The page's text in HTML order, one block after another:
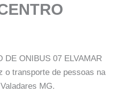
DE ONIBUS 07 ELVAMAR
o transporte de pessoas na
MG.